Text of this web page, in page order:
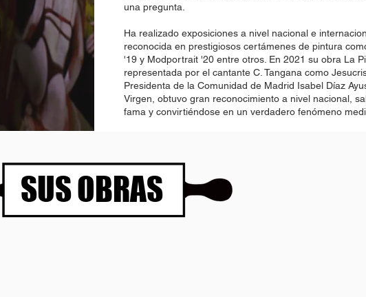
una pregunta.
Ha realizado exposiciones a nivel nacional e
reconocida en prestigiosos certámenes de pintura
'19 y Modportrait '20 entre otros. En 2021 su obra La
representada por el cantante C. Tangana como
Presidenta de la Comunidad de Madrid Isabel Díaz
Virgen, obtuvo gran reconocimiento a nivel nacional,
fama y convirtiéndose en un verdadero fenómeno
SUS OBRAS